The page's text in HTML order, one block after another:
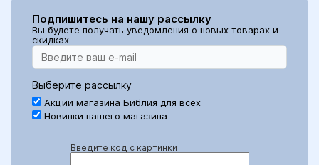
Подпишитесь на нашу рассылку
Вы будете получать уведомления о новых товарах и
скидках
Выберите рассылку
Акции магазина Библия для всех
Новинки нашего магазина
Введите код с картинки